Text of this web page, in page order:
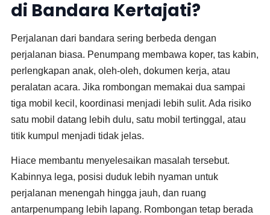
di Bandara Kertajati?
Perjalanan dari bandara sering berbeda dengan
perjalanan biasa. Penumpang membawa koper, tas kabin,
perlengkapan anak, oleh-oleh, dokumen kerja, atau
peralatan acara. Jika rombongan memakai dua sampai
tiga mobil kecil, koordinasi menjadi lebih sulit. Ada risiko
satu mobil datang lebih dulu, satu mobil tertinggal, atau
titik kumpul menjadi tidak jelas.
Hiace membantu menyelesaikan masalah tersebut.
Kabinnya lega, posisi duduk lebih nyaman untuk
perjalanan menengah hingga jauh, dan ruang
antarpenumpang lebih lapang. Rombongan tetap berada